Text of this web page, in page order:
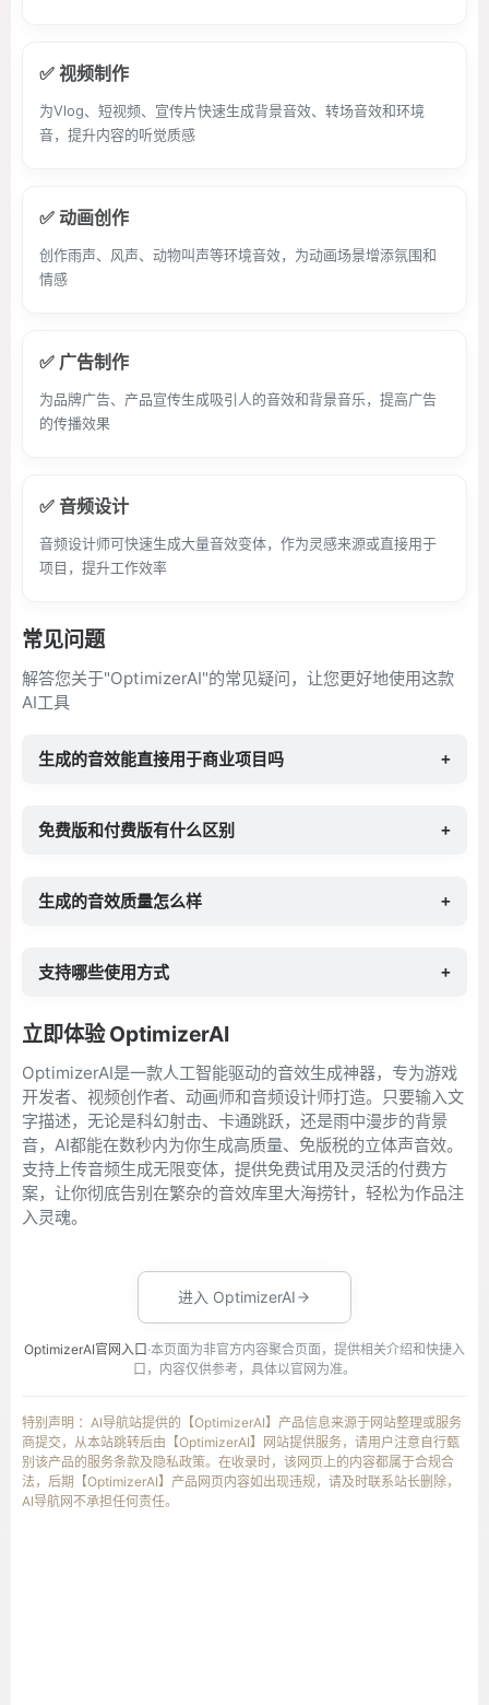
✅ 视频制作
为Vlog、短视频、宣传片快速生成背景音效、转场音效和环境
音，提升内容的听觉质感
✅ 动画创作
创作雨声、风声、动物叫声等环境音效，为动画场景增添氛围和
情感
✅ 广告制作
为品牌广告、产品宣传生成吸引人的音效和背景音乐，提高广告
的传播效果
✅ 音频设计
音频设计师可快速生成大量音效变体，作为灵感来源或直接用于
项目，提升工作效率
常见问题
解答您关于"OptimizerAI"的常见疑问，让您更好地使用这款
AI工具
生成的音效能直接用于商业项目吗 +
免费版和付费版有什么区别 +
生成的音效质量怎么样 +
支持哪些使用方式 +
立即体验 OptimizerAI
OptimizerAI是一款人工智能驱动的音效生成神器，专为游戏
开发者、视频创作者、动画师和音频设计师打造。只要输入文
字描述，无论是科幻射击、卡通跳跃，还是雨中漫步的背景
音，AI都能在数秒内为你生成高质量、免版税的立体声音效。
支持上传音频生成无限变体，提供免费试用及灵活的付费方
案，让你彻底告别在繁杂的音效库里大海捞针，轻松为作品注
入灵魂。
进入 OptimizerAI
OptimizerAI官网入口 ·本页面为非官方内容聚合页面，提供相关介绍和快捷入
口，内容仅供参考，具体以官网为准。
特别声明 ：AI导航站提供的【OptimizerAI】产品信息来源于网站整理或服务
商提交，从本站跳转后由【OptimizerAI】网站提供服务，请用户注意自行甄
别该产品的服务条款及隐私政策。在收录时，该网页上的内容都属于合规合
法，后期【OptimizerAI】产品网页内容如出现违规，请及时联系站长删除，
AI导航网不承担任何责任。